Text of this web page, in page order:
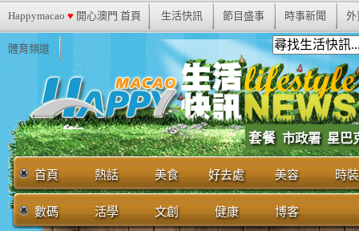
Happymacao ♥ 開心澳門 首頁 生活快訊 節目盛事 時事新聞 外
體育頻道
套餐 市政署 星巴
首頁 熱話 美食 好去處 美容 時裝
數碼 活學 文創 健康 博客